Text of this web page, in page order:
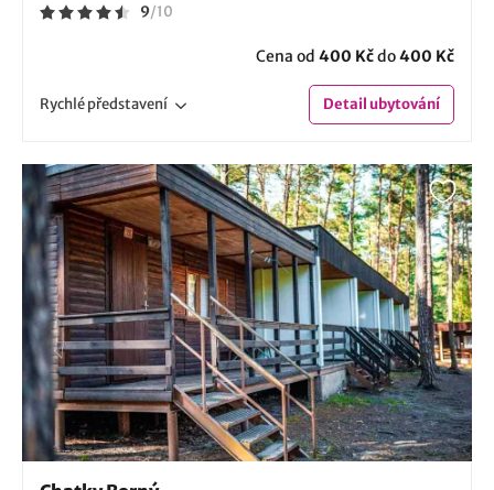
9/10
Cena od 400 Kčdo400 Kč
Rychlépředstavení Detailubytování